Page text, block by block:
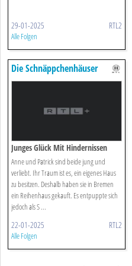
29-01-2025 RTL2
Alle Folgen
Die Schnäppchenhäuser
Junges Glück Mit Hindernissen
Anne und Patrick sind beide jung und
verliebt. Ihr Traum ist es, ein eigenes Haus
zu besitzen. Deshalb haben sie in Bremen
ein Reihenhaus gekauft. Es entpuppte sich
jedoch als S ...
22-01-2025 RTL2
Alle Folgen